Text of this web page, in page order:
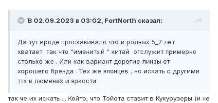
В 02.09.2023 в 03:02, FоrtNorth сказал:
Да тут вроде проскакивало что и родных 5_7 лет
хватает так что "именитый " китай отслужит примерно
столько же . Или как вариант дорогие линзы от
хорошего бренда . Тех же японцев , но искать с другими
ттх в люменах и яркости .
так че их искать ... Който, что Тойота ставит в Кукурузеры (и не